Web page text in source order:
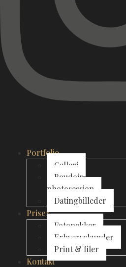
Portfolio
Galleri
Boudoir
photosession
Datingbilleder
Priser
Fotopakker
Erhvervskunder
Print & filer
Kontakt